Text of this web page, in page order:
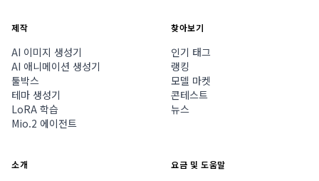
제작
AI 이미지 생성기
AI 애니메이션 생성기
툴박스
테마 생성기
LoRA 학습
Mio.2 에이전트
찾아보기
인기 태그
랭킹
모델 마켓
콘테스트
뉴스
소개 요금 및 도움말